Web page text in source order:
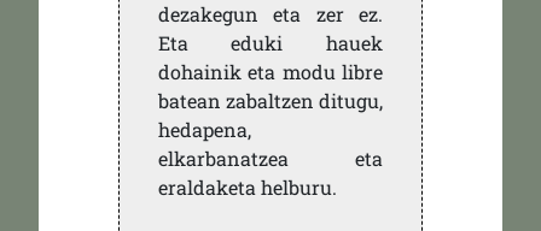
dezakegun eta zer ez.
Eta eduki hauek
dohainik eta modu libre
batean zabaltzen ditugu,
hedapena,
elkarbanatzea eta
eraldaketa helburu.